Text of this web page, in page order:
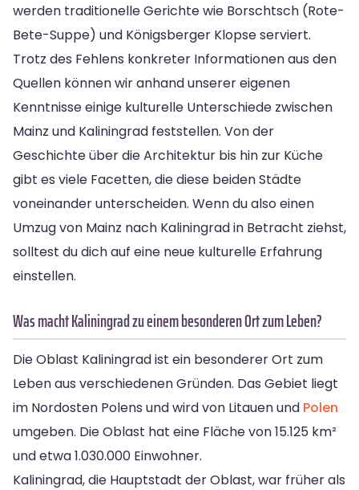
werden traditionelle Gerichte wie Borschtsch (Rote-
Bete-Suppe) und Königsberger Klopse serviert.
Trotz des Fehlens konkreter Informationen aus den
Quellen können wir anhand unserer eigenen
Kenntnisse einige kulturelle Unterschiede zwischen
Mainz und Kaliningrad feststellen. Von der
Geschichte über die Architektur bis hin zur Küche
gibt es viele Facetten, die diese beiden Städte
voneinander unterscheiden. Wenn du also einen
Umzug von Mainz nach Kaliningrad in Betracht ziehst,
solltest du dich auf eine neue kulturelle Erfahrung
einstellen.
Was macht Kaliningrad zu einem besonderen Ort zum Leben?
Die Oblast Kaliningrad ist ein besonderer Ort zum
Leben aus verschiedenen Gründen. Das Gebiet liegt
im Nordosten Polens und wird von Litauen und Polen
umgeben. Die Oblast hat eine Fläche von 15.125 km²
und etwa 1.030.000 Einwohner.
Kaliningrad, die Hauptstadt der Oblast, war früher als